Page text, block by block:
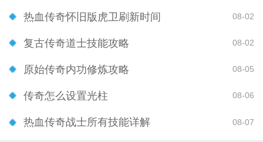
热血传奇怀旧版虎卫刷新时间 08-02
复古传奇道士技能攻略 08-02
原始传奇内功修炼攻略 08-05
传奇怎么设置光柱 08-06
热血传奇战士所有技能详解 08-07